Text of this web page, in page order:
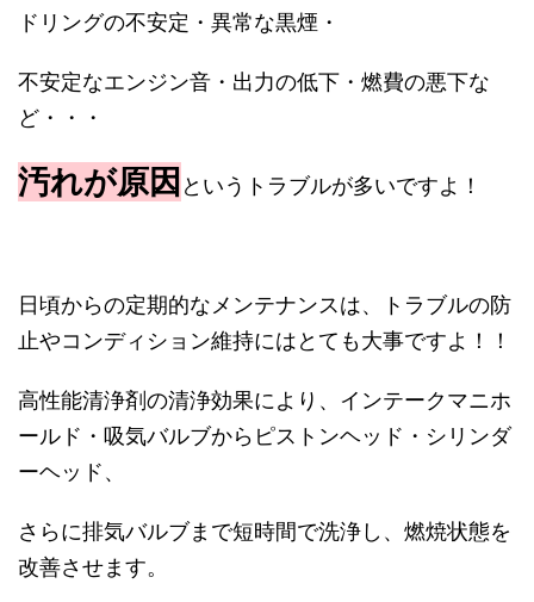
ドリングの不安定・異常な黒煙・
不安定なエンジン音・出力の低下・燃費の悪下な
ど・・・
汚れが原因 というトラブルが多いですよ！
日頃からの定期的なメンテナンスは、トラブルの防
止やコンディション維持にはとても大事ですよ！！
高性能清浄剤の清浄効果により、インテークマニホ
ールド・吸気バルブからピストンヘッド・シリンダ
ーヘッド、
さらに排気バルブまで短時間で洗浄し、燃焼状態を
改善させます。